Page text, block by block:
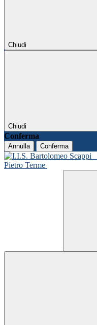
Chiudi
Chiudi
Conferma
Annulla Conferma
Pietro Terme